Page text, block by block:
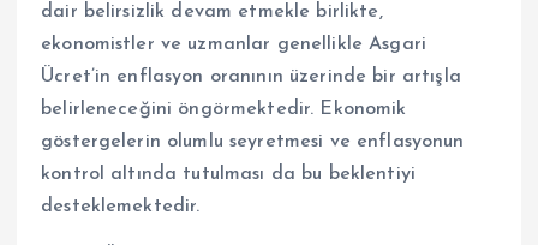
dair belirsizlik devam etmekle birlikte,
ekonomistler ve uzmanlar genellikle Asgari
Ücret’in enflasyon oranının üzerinde bir artışla
belirleneceğini öngörmektedir. Ekonomik
göstergelerin olumlu seyretmesi ve enflasyonun
kontrol altında tutulması da bu beklentiyi
desteklemektedir.